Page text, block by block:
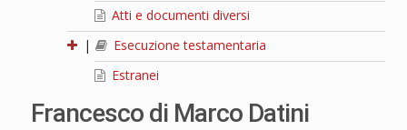
Atti e documenti diversi
|
Esecuzione testamentaria
Estranei
Francesco di Marco Datini